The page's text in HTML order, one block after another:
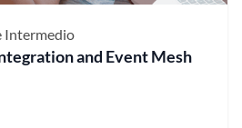
Intermedio
and Event Mesh